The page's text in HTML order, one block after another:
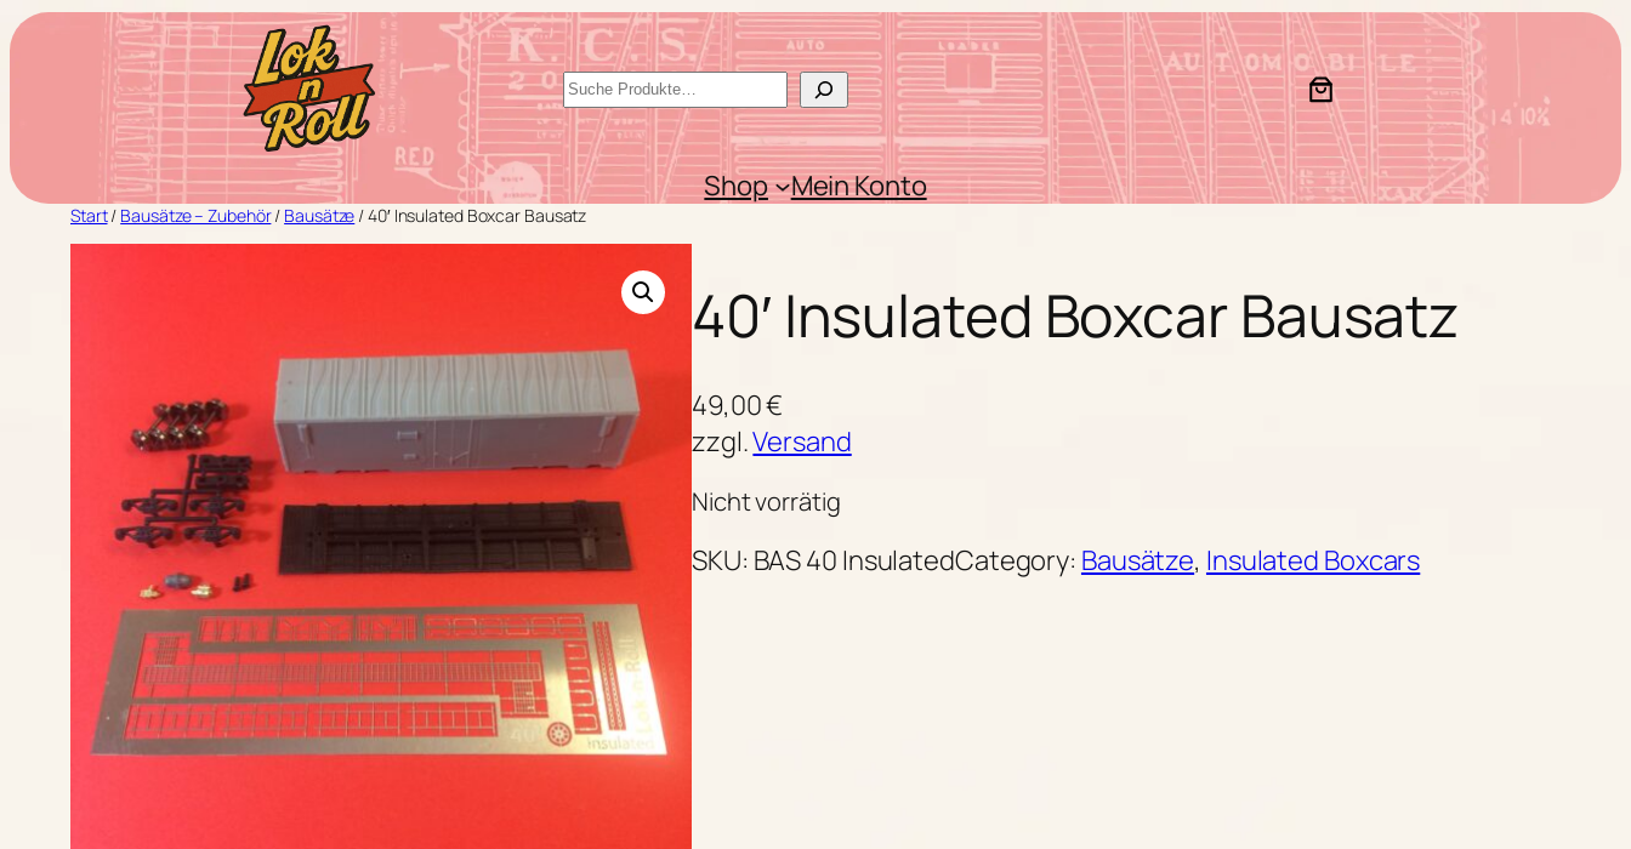
Zum
springen
S
u
c
h
e
Shop Mein Konto
Start/ Bausätze – Zubehör/ Bausätze / 40′ Insulated Boxcar Bausatz
40′ Insulated Boxcar Bausatz
49,00€
zzgl.Versand
Nicht vorrätig
SKU: BAS 40 InsulatedCategory: Bausätze, Insulated Boxcars